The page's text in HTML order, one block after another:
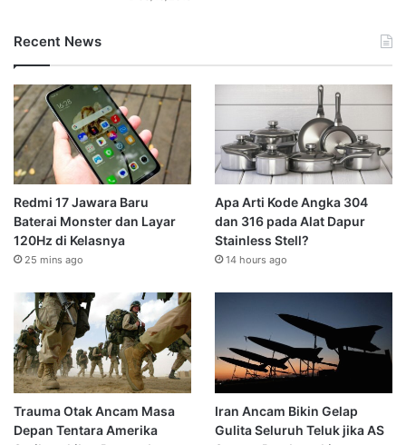
Recent News
Redmi 17 Jawara Baru
Baterai Monster dan Layar
120Hz di Kelasnya
25 mins ago
Apa Arti Kode Angka 304
dan 316 pada Alat Dapur
Stainless Stell?
14 hours ago
Trauma Otak Ancam Masa
Depan Tentara Amerika
Iran Ancam Bikin Gelap
Gulita Seluruh Teluk jika AS